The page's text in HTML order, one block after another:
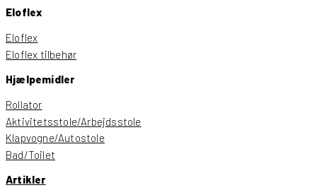
Eloflex
Eloflex
Eloflex tilbehør
Hjælpemidler
Rollator
Aktivitetsstole/Arbejdsstole
Klapvogne/Autostole
Bad/Toilet
Artikler